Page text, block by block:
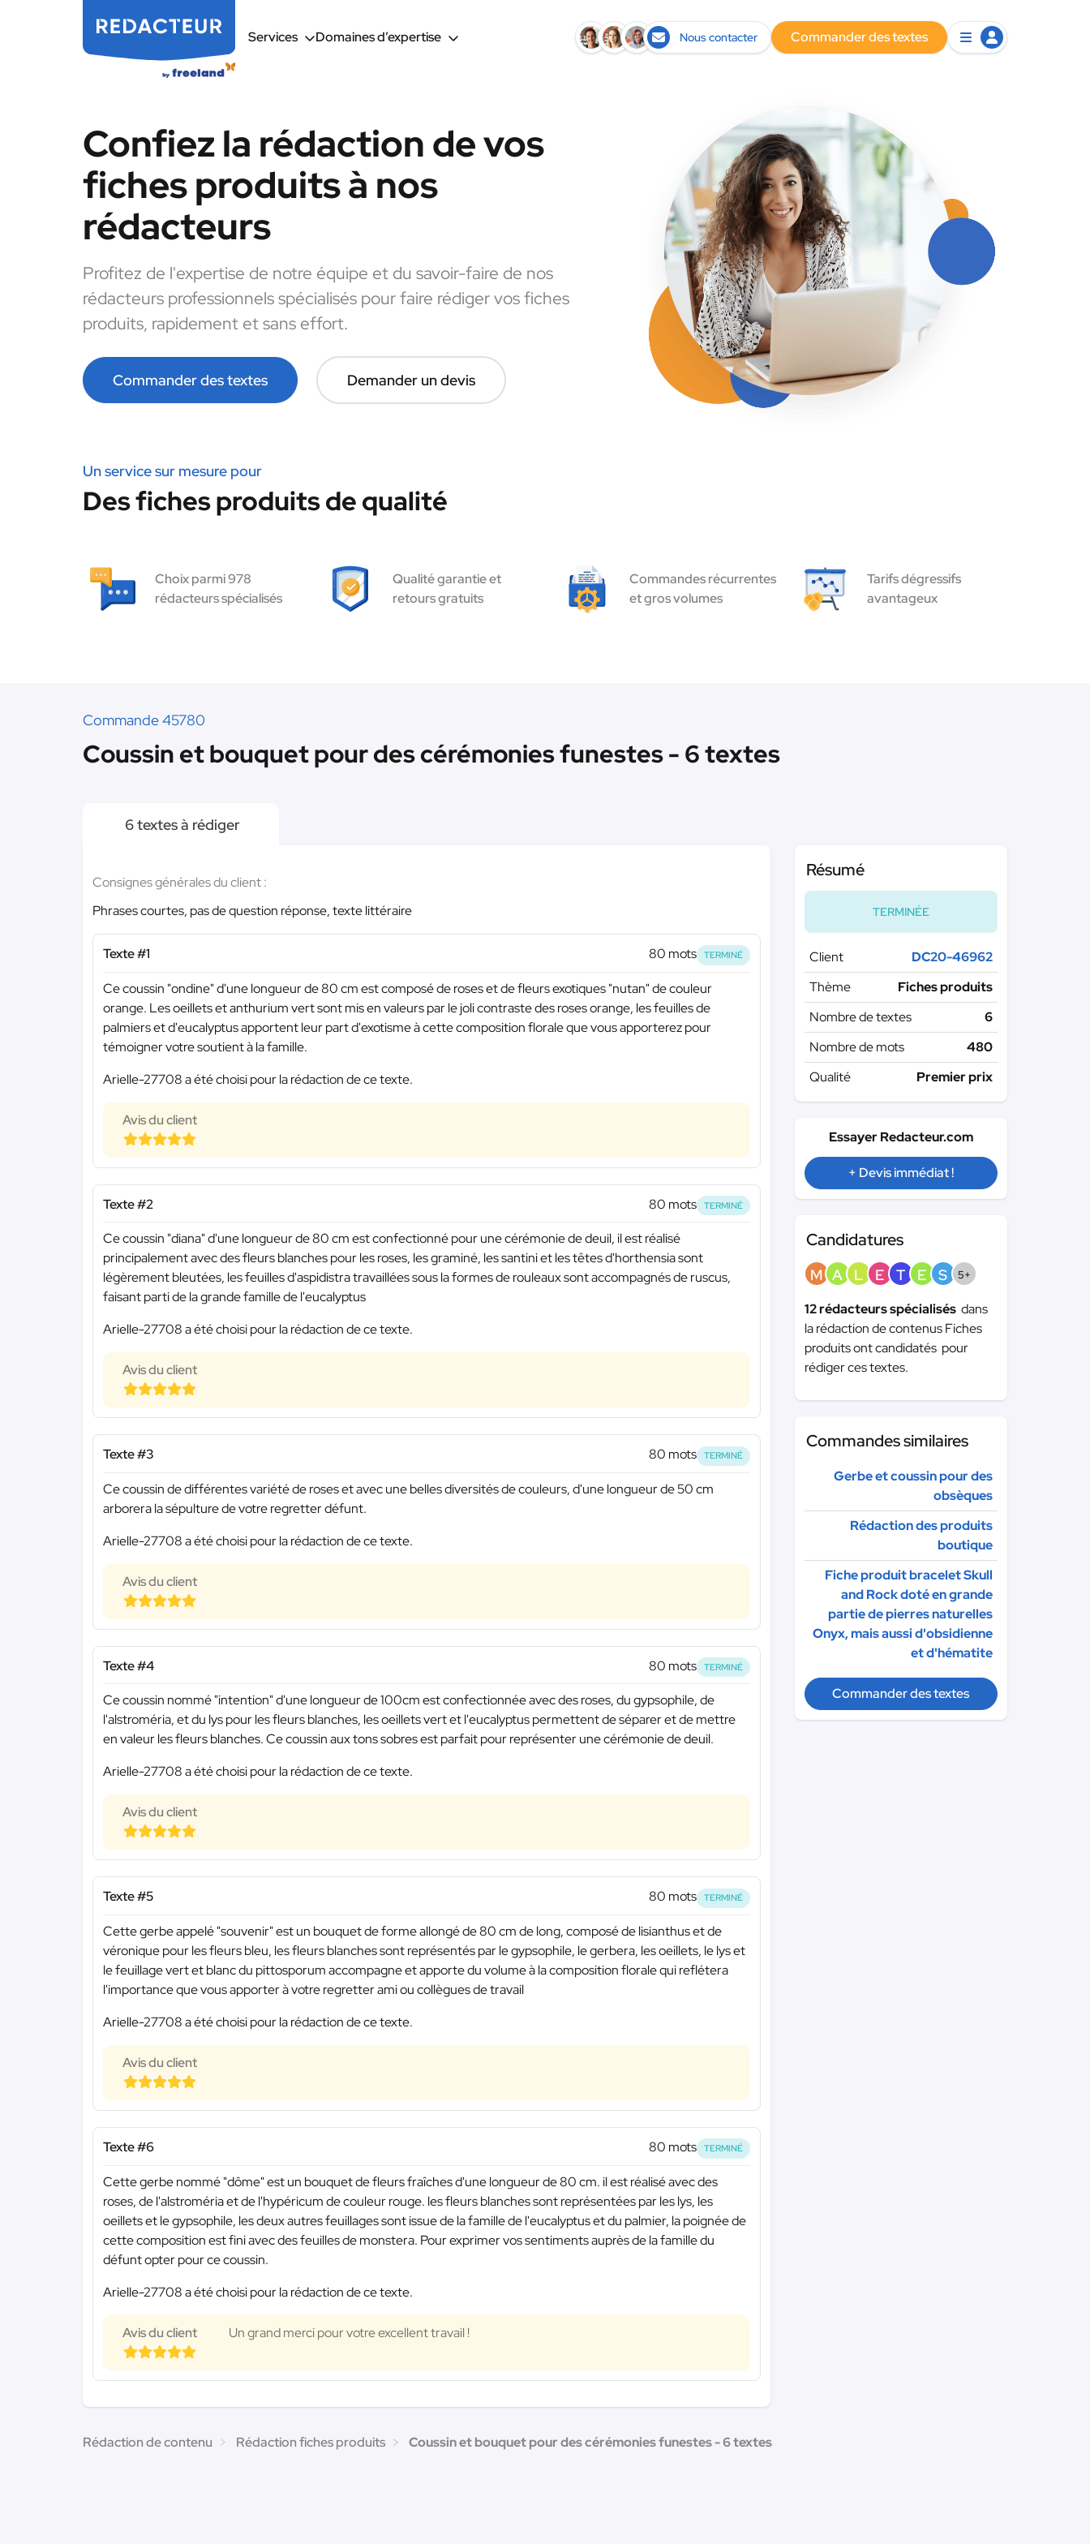
Services Domaines d’expertise Nous contacter Commander des textes
Confiez la rédaction de vos
fiches produits à nos
rédacteurs
Profitez de l'expertise de notre équipe et du savoir-faire de nos
rédacteurs professionnels spécialisés pour faire rédiger vos fiches
produits, rapidement et sans effort.
Commander des textes Demander un devis
Un service sur mesure pour
Des fiches produits de qualité
Choix parmi 978
rédacteurs spécialisés
Qualité garantie et
retours gratuits
Commandes récurrentes
et gros volumes
Tarifs dégressifs
avantageux
Commande 45780
Coussin et bouquet pour des cérémonies funestes - 6 textes
6 textes à rédiger
Consignes générales du client :
Phrases courtes, pas de question réponse, texte littéraire
Texte #1 80 mots TERMINÉ
Ce coussin "ondine" d'une longueur de 80 cm est composé de roses et de fleurs exotiques "nutan" de couleur
orange. Les oeillets et anthurium vert sont mis en valeurs par le joli contraste des roses orange, les feuilles de
palmiers et d'eucalyptus apportent leur part d'exotisme à cette composition florale que vous apporterez pour
témoigner votre soutient à la famille.
Arielle-27708 a été choisi pour la rédaction de ce texte.
Avis du client
Texte #2 80 mots TERMINÉ
Ce coussin "diana" d'une longueur de 80 cm est confectionné pour une cérémonie de deuil, il est réalisé
principalement avec des fleurs blanches pour les roses, les graminé, les santini et les têtes d'horthensia sont
légèrement bleutées, les feuilles d'aspidistra travaillées sous la formes de rouleaux sont accompagnés de ruscus,
faisant parti de la grande famille de l'eucalyptus
Arielle-27708 a été choisi pour la rédaction de ce texte.
Avis du client
Texte #3 80 mots TERMINÉ
Ce coussin de différentes variété de roses et avec une belles diversités de couleurs, d'une longueur de 50 cm
arborera la sépulture de votre regretter défunt.
Arielle-27708 a été choisi pour la rédaction de ce texte.
Avis du client
Texte #4 80 mots TERMINÉ
Ce coussin nommé "intention" d'une longueur de 100cm est confectionnée avec des roses, du gypsophile, de
l'alstroméria, et du lys pour les fleurs blanches, les oeillets vert et l'eucalyptus permettent de séparer et de mettre
en valeur les fleurs blanches. Ce coussin aux tons sobres est parfait pour représenter une cérémonie de deuil.
Arielle-27708 a été choisi pour la rédaction de ce texte.
Avis du client
Texte #5 80 mots TERMINÉ
Cette gerbe appelé "souvenir" est un bouquet de forme allongé de 80 cm de long, composé de lisianthus et de
véronique pour les fleurs bleu, les fleurs blanches sont représentés par le gypsophile, le gerbera, les oeillets, le lys et
le feuillage vert et blanc du pittosporum accompagne et apporte du volume à la composition florale qui reflétera
l'importance que vous apporter à votre regretter ami ou collègues de travail
Arielle-27708 a été choisi pour la rédaction de ce texte.
Avis du client
Texte #6 80 mots TERMINÉ
Cette gerbe nommé "dôme" est un bouquet de fleurs fraîches d'une longueur de 80 cm. il est réalisé avec des
roses, de l'alstroméria et de l'hypéricum de couleur rouge. les fleurs blanches sont représentées par les lys, les
oeillets et le gypsophile, les deux autres feuillages sont issue de la famille de l'eucalyptus et du palmier, la poignée de
cette composition est fini avec des feuilles de monstera. Pour exprimer vos sentiments auprès de la famille du
défunt opter pour ce coussin.
Arielle-27708 a été choisi pour la rédaction de ce texte.
Avis du client Un grand merci pour votre excellent travail !
Résumé
TERMINÉE
Client
DC20-46962
Thème
Fiches produits
Nombre de textes
6
Nombre de mots
480
Qualité
Premier prix
Essayer Redacteur.com
+ Devis immédiat !
Candidatures
M A L E T E S 5+
12 rédacteurs spécialisés dans
la rédaction de contenus Fiches
produits ont candidatés pour
rédiger ces textes.
Commandes similaires
Gerbe et coussin pour des
obsèques
Rédaction des produits
boutique
Fiche produit bracelet Skull
and Rock doté en grande
partie de pierres naturelles
Onyx, mais aussi d'obsidienne
et d'hématite
Commander des textes
Rédaction de contenu Rédaction fiches produits Coussin et bouquet pour des cérémonies funestes - 6 textes